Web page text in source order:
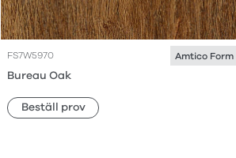
FS7W5970 Amtico Form
Bureau Oak
Beställ prov